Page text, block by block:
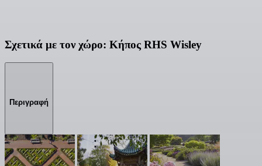
Σχετικά με τον χώρο: Κήπος RHS Wisley
Περιγραφή